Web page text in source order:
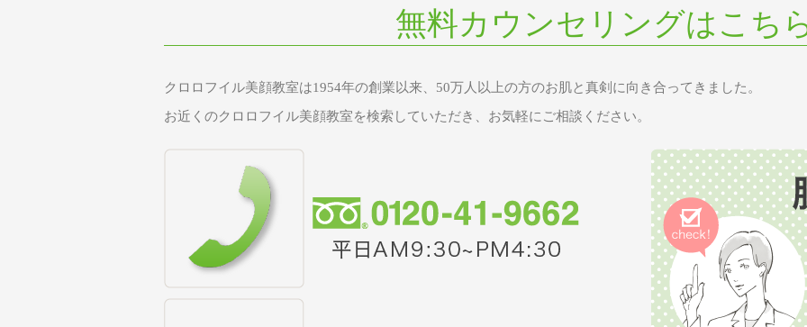
無料カウンセリングはこち
クロロフイル美顔教室は1954年の創業以来、50万人以上の方のお肌と真剣に向き合ってきました。
お近くのクロロフイル美顔教室を検索していただき、お気軽にご相談ください。